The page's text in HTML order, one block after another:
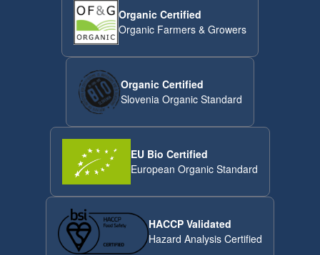
Organic Certified
Organic Farmers & Growers
Organic Certified
Slovenia Organic Standard
EU Bio Certified
European Organic Standard
HACCP Validated
Hazard Analysis Certified